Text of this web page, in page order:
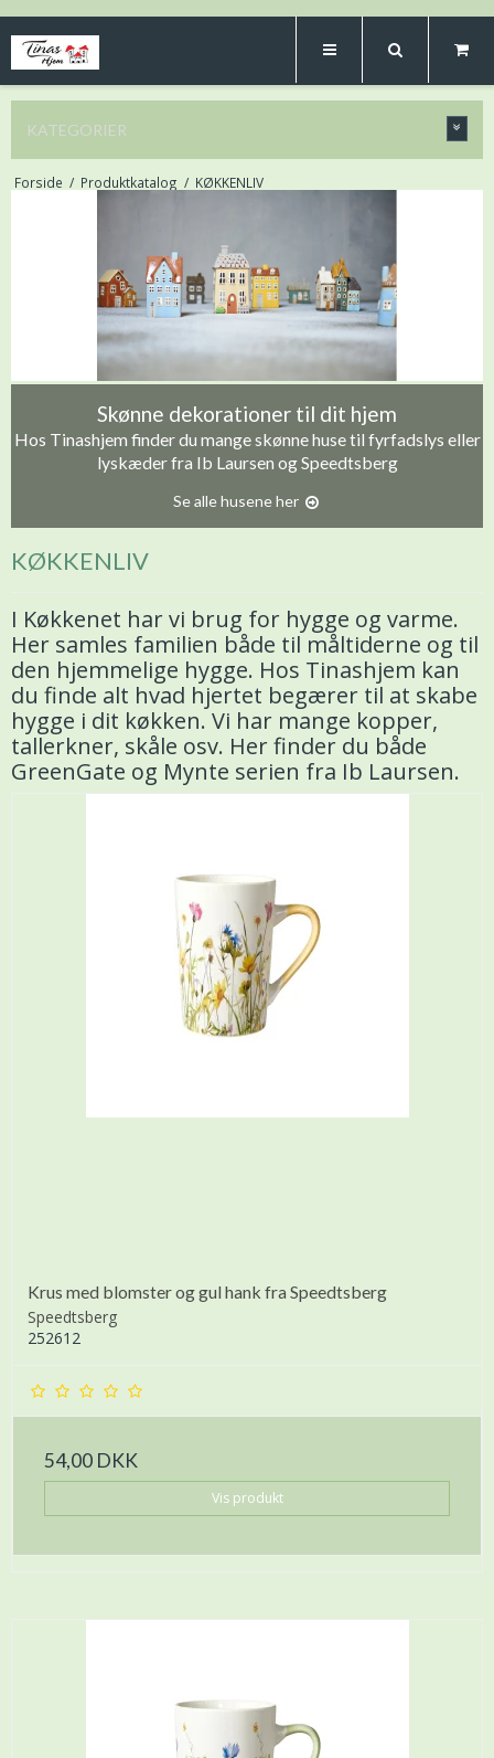
KATEGORIER
Forside / Produktkatalog / KØKKENLIV
Skønne dekorationer til dit hjem
Hos Tinashjem finder du mange skønne huse til fyrfadslys eller
lyskæder fra Ib Laursen og Speedtsberg
Se alle husene her
KØKKENLIV
I Køkkenet har vi brug for hygge og varme.
Her samles familien både til måltiderne og til
den hjemmelige hygge. Hos Tinashjem kan
du finde alt hvad hjertet begærer til at skabe
hygge i dit køkken. Vi har mange kopper,
tallerkner, skåle osv. Her finder du både
GreenGate og Mynte serien fra Ib Laursen.
Krus med blomster og gul hank fra Speedtsberg
Speedtsberg
252612
54,00 DKK
Vis produkt